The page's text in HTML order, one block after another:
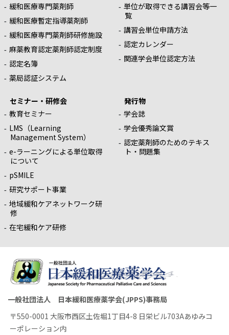
緩和医療専門薬剤師
緩和医療暫定指導薬剤師
緩和医療専門薬剤師研修施設
麻薬教育認定薬剤師認定制度
認定名簿
薬局認証システム
単位が取得できる講習会等一
覧
講習会単位申請方法
認定カレンダー
関連学会単位認定方法
セミナー・研修会
教育セミナー
LMS（Learning
Management System）
e-ラーニングによる単位取得
について
pSMILE
研究サポート事業
地域緩和ケアネットワーク研
修
在宅緩和ケア研修
発行物
学会誌
学会優秀論文賞
認定薬剤師のためのテキス
ト・問題集
一般社団法人 日本緩和医療薬学会(JPPS)事務局
〒550-0001 大阪市西区土佐堀1丁目4-8 日栄ビル703Aあゆみコ
ーポレーション内